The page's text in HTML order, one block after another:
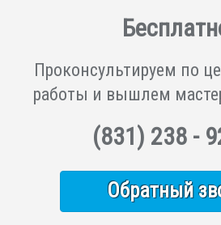
Проконсультируем по
работы и вышлем
(831) 238 -
Обратный